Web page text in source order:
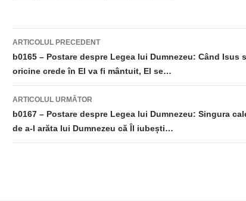
Navigare
în
articole
ARTICOLUL PRECEDENT
b0165 – Postare despre Legea lui Dumnezeu: Când Isus
oricine crede în El va fi mântuit, El se…
ARTICOLUL URMĂTOR
b0167 – Postare despre Legea lui Dumnezeu: Singura
de a-I arăta lui Dumnezeu că Îl iubești…